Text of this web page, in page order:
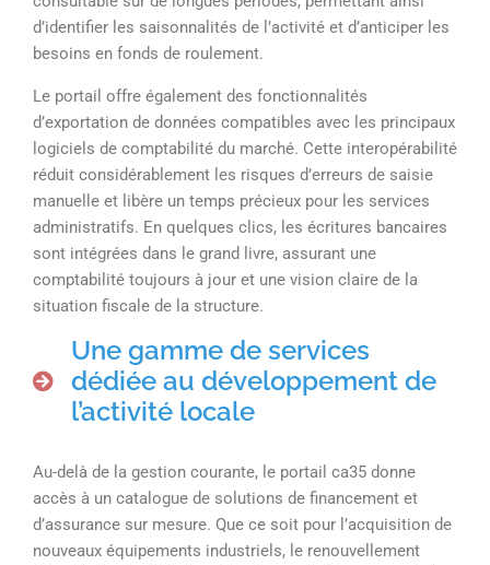
d’identifier les saisonnalités de l’activité et d’anticiper les
besoins en fonds de roulement.
Le portail offre également des fonctionnalités
d’exportation de données compatibles avec les principaux
logiciels de comptabilité du marché. Cette interopérabilité
réduit considérablement les risques d’erreurs de saisie
manuelle et libère un temps précieux pour les services
administratifs. En quelques clics, les écritures bancaires
sont intégrées dans le grand livre, assurant une
comptabilité toujours à jour et une vision claire de la
situation fiscale de la structure.
Une gamme de services
dédiée au développement de
l’activité locale
Au-delà de la gestion courante, le portail ca35 donne
accès à un catalogue de solutions de financement et
d’assurance sur mesure. Que ce soit pour l’acquisition de
nouveaux équipements industriels, le renouvellement